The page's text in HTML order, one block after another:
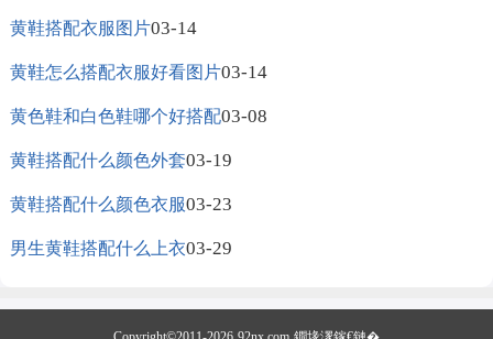
黄鞋搭配衣服图片03-14
黄鞋怎么搭配衣服好看图片03-14
黄色鞋和白色鞋哪个好搭配03-08
黄鞋搭配什么颜色外套03-19
黄鞋搭配什么颜色衣服03-23
男生黄鞋搭配什么上衣03-29